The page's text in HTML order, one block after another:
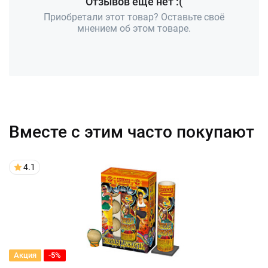
Приобретали этот товар? Оставьте своё
мнением об этом товаре.
Вместе с этим часто покупают
4.1
Акция -5%